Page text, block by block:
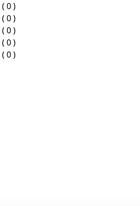
( 0 )
( 0 )
( 0 )
( 0 )
( 0 )